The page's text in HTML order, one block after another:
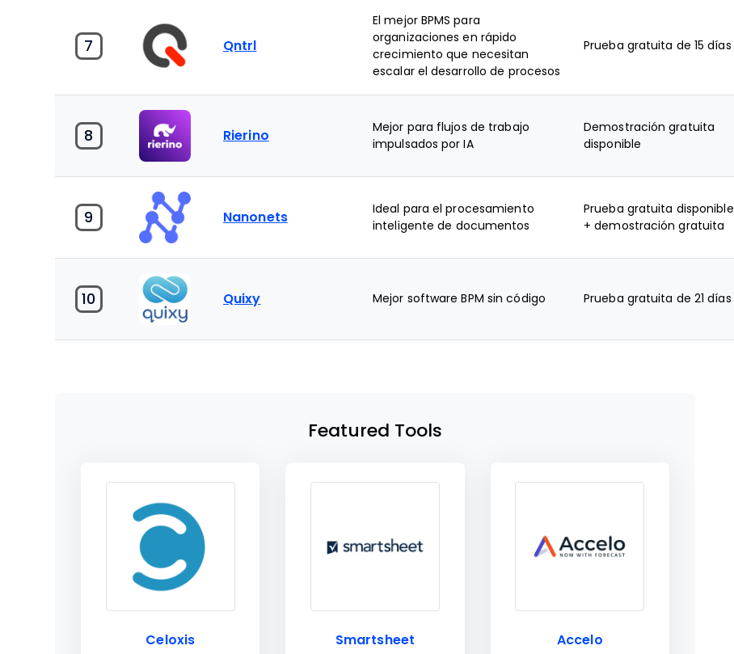
7 Qntrl
El mejor BPMS para
organizaciones en rápido
crecimiento que necesitan
escalar el desarrollo de procesos
Prueba gratuita de 15 días
8 Rierino
Mejor para flujos de trabajo
impulsados por IA
Demostración gratuita
disponible
9 Nanonets
Ideal para el procesamiento
inteligente de documentos
Prueba gratuita disponible
+ demostración gratuita
10 Quixy Mejor software BPM sin código Prueba gratuita de 21 días
Featured Tools
Celoxis Smartsheet Accelo